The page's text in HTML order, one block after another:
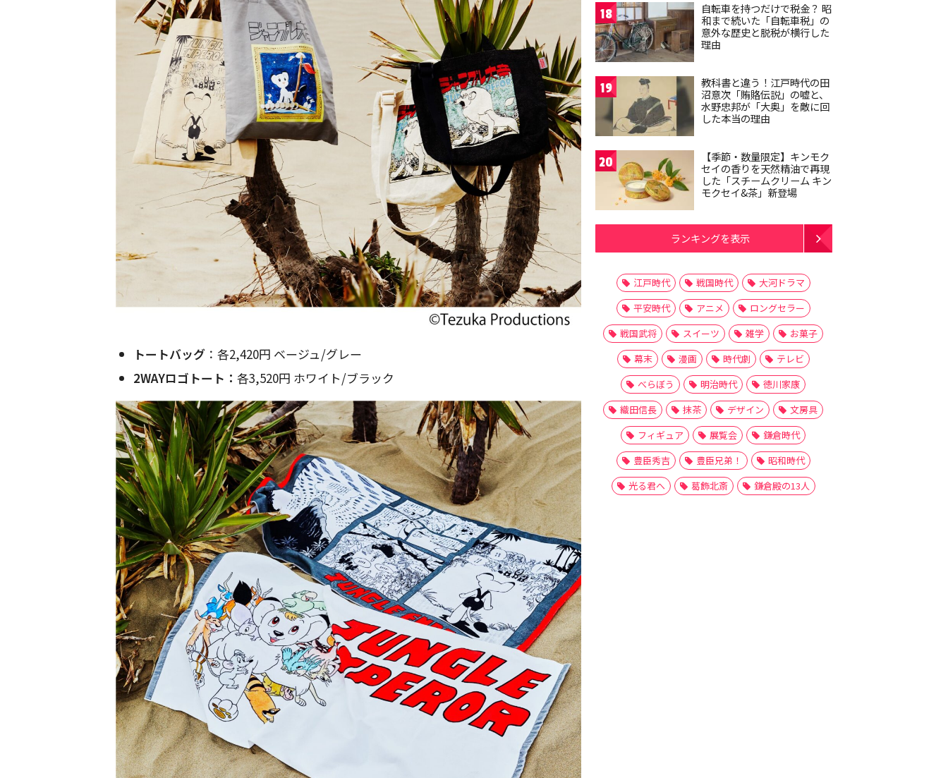
トートバッグ ：各2,420円 ベージュ/グレー
2WAYロゴトート： 各3,520円 ホワイト/ブラック
18
自転車を持つだけで税金？ 昭
和まで続いた「自転車税」の
意外な歴史と脱税が横行した
理由
19
教科書と違う！江戸時代の田
沼意次「賄賂伝説」の嘘と、
水野忠邦が「大奥」を敵に回
した本当の理由
20
【季節・数量限定】キンモク
セイの香りを天然精油で再現
した「スチームクリーム キン
モクセイ&茶」新登場
ランキングを表示
江戸時代 戦国時代
大河ドラマ
平安時代
アニメ
ロングセラー
戦国武将
スイーツ 雑学
お菓子
幕末
漫画 時代劇
テレビ
べらぼう
明治時代
徳川家康
織田信長
抹茶 デザイン
文房具
フィギュア
展覧会
鎌倉時代
豊臣秀吉
豊臣兄弟！
昭和時代
光る君へ
葛飾北斎 鎌倉殿の13人